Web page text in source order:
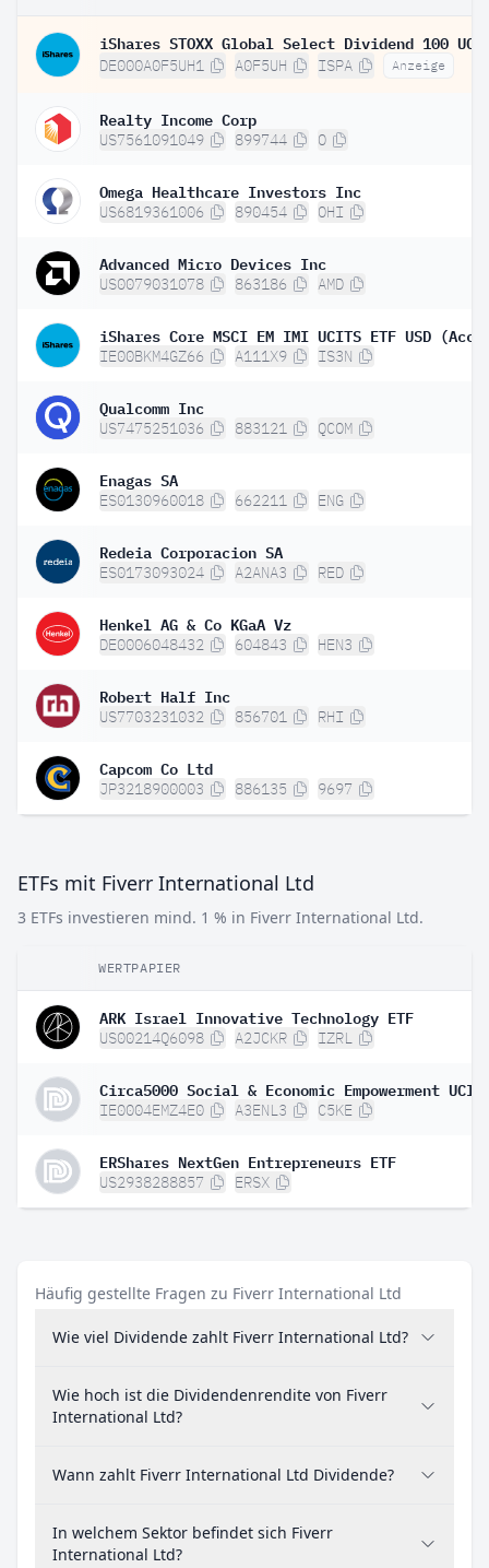
DE000A0F5UH1 A0F5UH ISPA Anzeige
Realty Income Corp
US7561091049 899744 O
Omega Healthcare Investors Inc
US6819361006 890454 OHI
Advanced Micro Devices Inc
US0079031078 863186 AMD
iShares Core MSCI EM IMI UCITS ETF USD (Acc)
IE00BKM4GZ66 A111X9 IS3N
Qualcomm Inc
US7475251036 883121 QCOM
Enagas SA
ES0130960018 662211 ENG
Redeia Corporacion SA
ES0173093024 A2ANA3 RED
Henkel AG & Co KGaA Vz
DE0006048432 604843 HEN3
Robert Half Inc
US7703231032 856701 RHI
Capcom Co Ltd
JP3218900003 886135 9697
ETFs mit Fiverr International Ltd
3 ETFs investieren mind. 1 % in Fiverr International Ltd.
WERTPAPIER
ARK Israel Innovative Technology ETF
US00214Q6098 A2JCKR IZRL
IE0004EMZ4E0 A3ENL3 C5KE
ERShares NextGen Entrepreneurs ETF
US2938288857 ERSX
Häufig gestellte Fragen zu Fiverr International Ltd
Wie viel Dividende zahlt Fiverr International Ltd?
Wie hoch ist die Dividendenrendite von Fiverr
International Ltd?
Wann zahlt Fiverr International Ltd Dividende?
In welchem Sektor befindet sich Fiverr
International Ltd?